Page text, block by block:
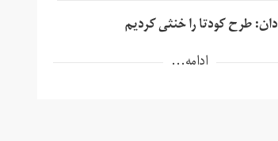
طرح کودتا را خنثی کردیم
ادامه...